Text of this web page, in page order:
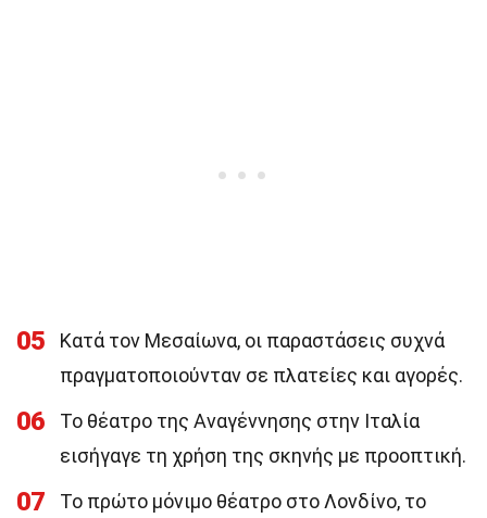
05
Κατά τον Μεσαίωνα, οι παραστάσεις συχνά
πραγματοποιούνταν σε πλατείες και αγορές.
06
Το θέατρο της Αναγέννησης στην Ιταλία
εισήγαγε τη χρήση της σκηνής με προοπτική.
07
Το πρώτο μόνιμο θέατρο στο Λονδίνο, το